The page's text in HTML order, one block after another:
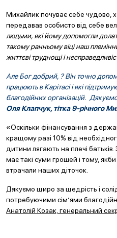
Михайлик почуває себе чудово,
передавав особисто від себе
людьми, які йому допомогли
такому ранньому віці наш
життєві труднощі і
Але Бог добрий, ? Він точно
працюють в Карітасі і які
благодійних організацій.
Оля Клапчук, тітка 9-річного
«Оскільки фінансування з
кращому разі 10% від
дитини лягають на плечі
має такі суми грошей і тому,
втрачали наших діточок.
Дякуємо щиро за щедрість і
потребуючими сім’ями
Анатолій Козак, генеральний